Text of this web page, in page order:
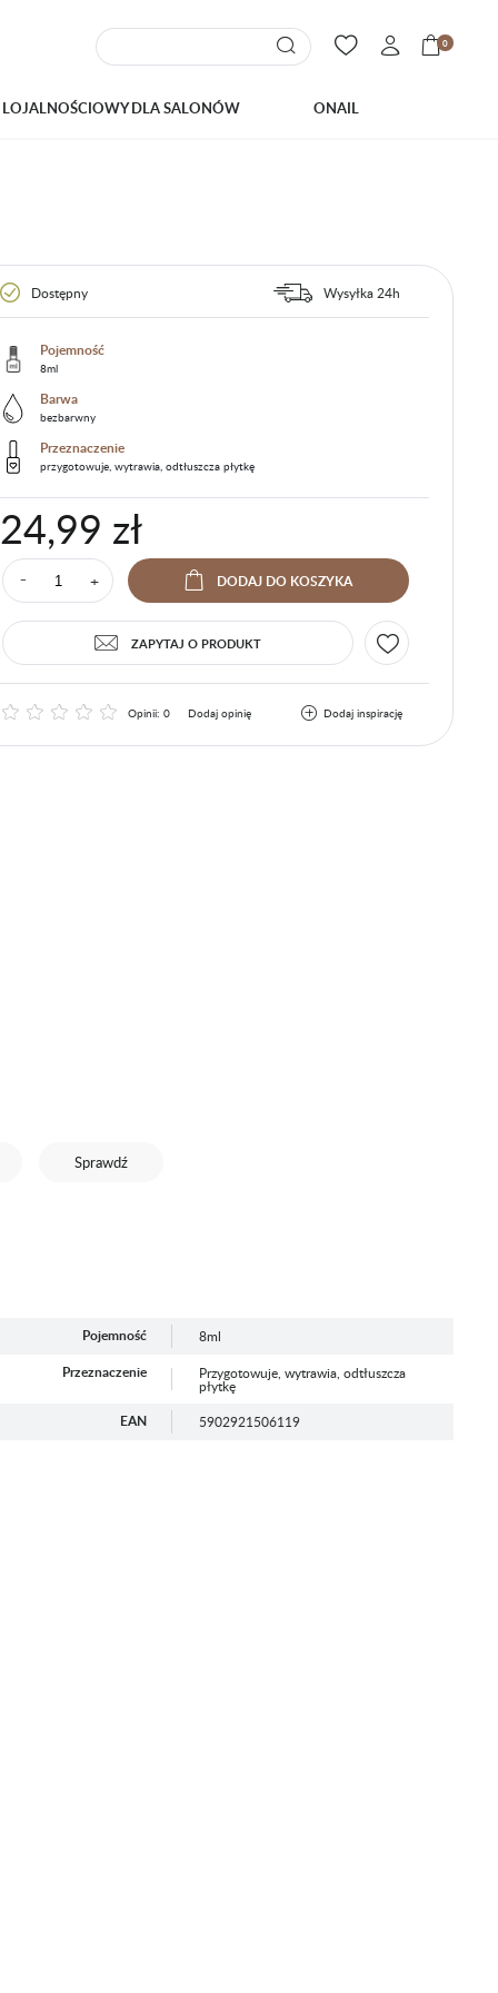
0
LOJALNOŚCIOWY DLA SALONÓW ONAIL
Dostępny Wysyłka 24h
Pojemność
8ml
Barwa
bezbarwny
Przeznaczenie
przygotowuje, wytrawia, odtłuszcza płytkę
24,99 zł
⁻ + DODAJDO KOSZYKA
ZAPYTAJ O PRODUKT
Opinii: 0 Dodaj opinię Dodaj inspirację
Sprawdź
Pojemność 8ml
Przeznaczenie Przygotowuje, wytrawia, odtłuszcza
płytkę
EAN 5902921506119